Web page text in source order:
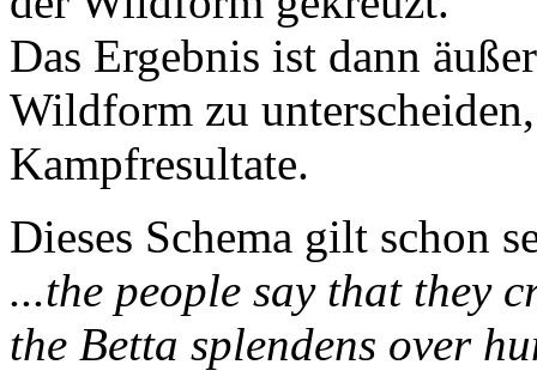
Das Ergebnis ist dann
Wildform zu
Kampfresultate.
Dieses Schema gilt schon
...the people say that they
the Betta splendens over